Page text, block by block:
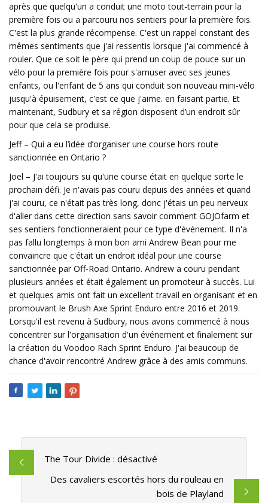
après que quelqu'un a conduit une moto tout-terrain pour la
première fois ou a parcouru nos sentiers pour la première fois.
C'est la plus grande récompense. C'est un rappel constant des
mêmes sentiments que j'ai ressentis lorsque j'ai commencé à
rouler. Que ce soit le père qui prend un coup de pouce sur un
vélo pour la première fois pour s'amuser avec ses jeunes
enfants, ou l'enfant de 5 ans qui conduit son nouveau mini-vélo
jusqu'à épuisement, c'est ce que j'aime. en faisant partie. Et
maintenant, Sudbury et sa région disposent d’un endroit sûr
pour que cela se produise.
Jeff – Qui a eu l’idée d’organiser une course hors route
sanctionnée en Ontario ?
Joel – J'ai toujours su qu'une course était en quelque sorte le
prochain défi. Je n'avais pas couru depuis des années et quand
j'ai couru, ce n'était pas très long, donc j'étais un peu nerveux
d'aller dans cette direction sans savoir comment GOJOfarm et
ses sentiers fonctionneraient pour ce type d'événement. Il n'a
pas fallu longtemps à mon bon ami Andrew Bean pour me
convaincre que c'était un endroit idéal pour une course
sanctionnée par Off-Road Ontario. Andrew a couru pendant
plusieurs années et était également un promoteur à succès. Lui
et quelques amis ont fait un excellent travail en organisant et en
promouvant le Brush Axe Sprint Enduro entre 2016 et 2019.
Lorsqu'il est revenu à Sudbury, nous avons commencé à nous
concentrer sur l'organisation d'un événement et finalement sur
la création du Voodoo Rach Sprint Enduro. J'ai beaucoup de
chance d'avoir rencontré Andrew grâce à des amis communs.
The Tour Divide : désactivé
Des cavaliers escortés hors du rouleau en
bois de Playland